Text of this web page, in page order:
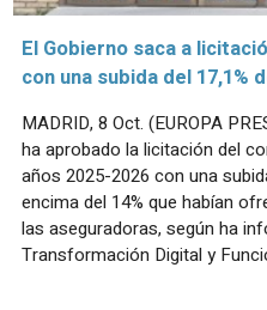
El Gobierno saca a
con una subida del 17,1%
MADRID, 8 Oct. (EUROPA
ha aprobado la licitación del
años 2025-2026 con una
encima del 14% que habían
las aseguradoras, según ha
Transformación Digital y